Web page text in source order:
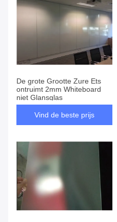
De grote Grootte Zure Ets
ontruimt 2mm Whiteboard
niet Glansglas
Vind de beste prijs